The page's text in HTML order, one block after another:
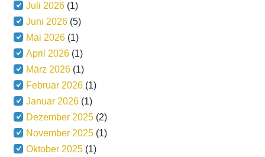
Juli 2026 (1)
Juni 2026 (5)
Mai 2026 (1)
April 2026 (1)
März 2026 (1)
Februar 2026 (1)
Januar 2026 (1)
Dezember 2025 (2)
November 2025 (1)
Oktober 2025 (1)